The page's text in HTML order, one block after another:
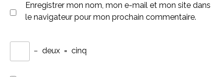
Enregistrer mon nom, mon e-mail et mon site dans
le navigateur pour mon prochain commentaire.
− deux = cinq